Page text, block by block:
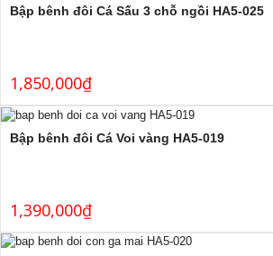
Bập bênh đôi Cá Sấu 3 chỗ ngồi HA5-025
1,850,000₫
Bập bênh đôi Cá Voi vàng HA5-019
1,390,000₫